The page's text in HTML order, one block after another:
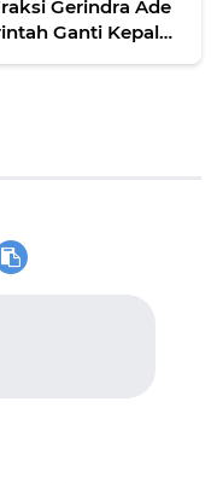
Gerindra Ade
Ganti Kepala